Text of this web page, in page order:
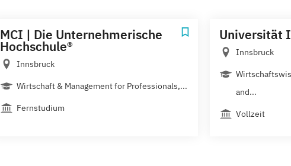
MCI | Die Unternehmerische
Hochschule®
Innsbruck
Wirtschaft & Management for Professionals,...
Fernstudium
Universität
Innsbruck
and...
Vollzeit